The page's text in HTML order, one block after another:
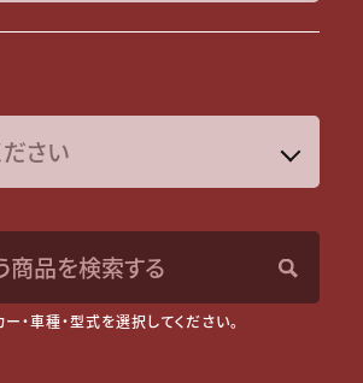
商品を検索する
・車種・型式を選択してください。